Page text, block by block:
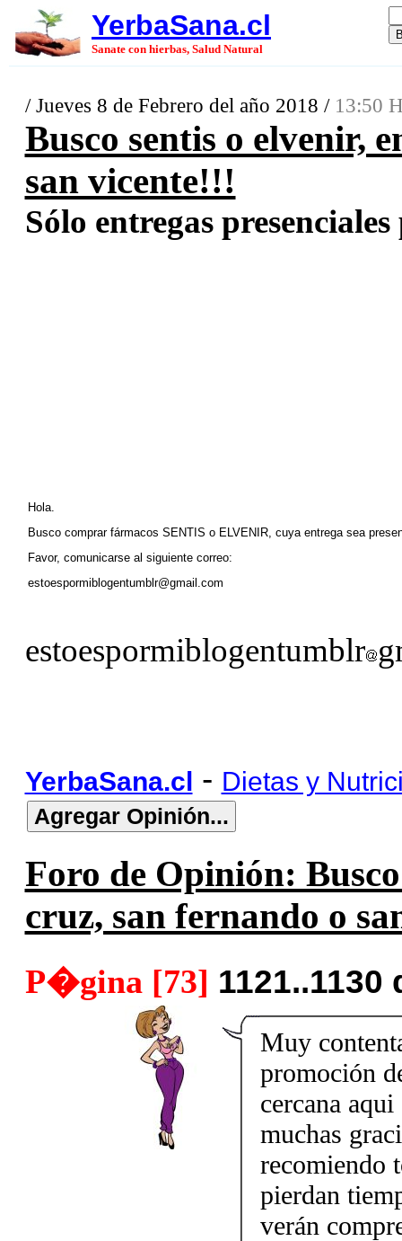
YerbaSana.cl
Sanate con hierbas, Salud Natural
/ Jueves 8 de Febrero del año 2018 / 13:50
Busco sentis o elvenir,
san vicente!!!
Sólo entregas
Hola.
Busco comprar fármacos SENTIS o ELVENIR, cuya entrega sea
Favor, comunicarse al siguiente correo:
estoespormiblogentumblr@gmail.com
estoespormiblogentumblr
YerbaSana.cl - Dietas y
Foro de Opinión:
cruz, san fernando o
P�gina [73]
Muy
promoción
cercana
muchas
recomiendo
pierdan
verán